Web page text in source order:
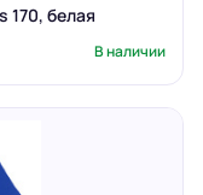
170, белая
В наличии